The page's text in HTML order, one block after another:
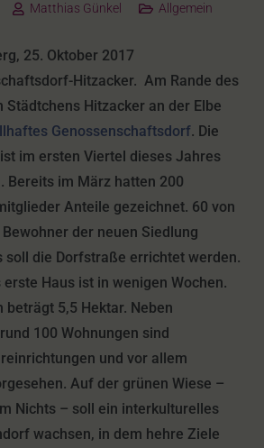
Matthias Günkel Allgemein
25. Oktober 2017
Hitzacker. Am Rande des
Städtchens Hitzacker an der Elbe
Genossenschaftsdorf. Die
im ersten Viertel dieses Jahres
Bereits im März hatten 200
Anteile gezeichnet. 60 von
der neuen Siedlung
soll die Dorfstraße errichtet werden.
Haus ist in wenigen Wochen.
beträgt 5,5 Hektar. Neben
100 Wohnungen sind
und vor allem
Auf der grünen Wiese –
Nichts – soll ein interkulturelles
wachsen, in dem hehre Ziele